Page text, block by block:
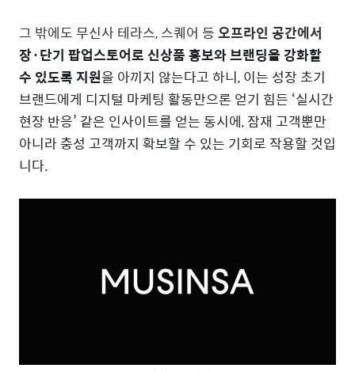
그 밖에도 무신사 테라스, 스퀘어 등오프라인 공간에서
장·단기 팝업스토어로 신상품 홍보와 브랜딩을 강화할
수 있도록 지원을 아끼지 않는다고 하니, 이는 성장 초기
브랜드에게 디지털 마케팅 활동만으론 얻기 힘든 ‘실시간
현장 반응’ 같은 인사이트를 얻는 동시에, 잠재 고객뿐만
아니라 충성 고객까지 확보할 수 있는 기회로 작용할 것입
니다.